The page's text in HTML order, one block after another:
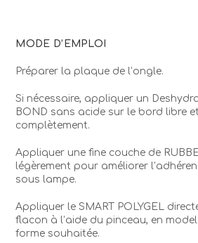
MODE D’EMPLOI
Préparer la plaque de l’ongle.
Si nécessaire, appliquer un
BOND sans acide sur le bord libre
complètement.
Appliquer une fine couche de
légèrement pour améliorer
sous lampe.
Appliquer le SMART POLYGEL
flacon à l’aide du pinceau, en
forme souhaitée.